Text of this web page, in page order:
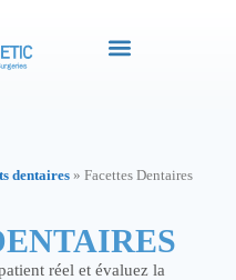
dentaires» Facettes Dentaires
réel et évaluez la